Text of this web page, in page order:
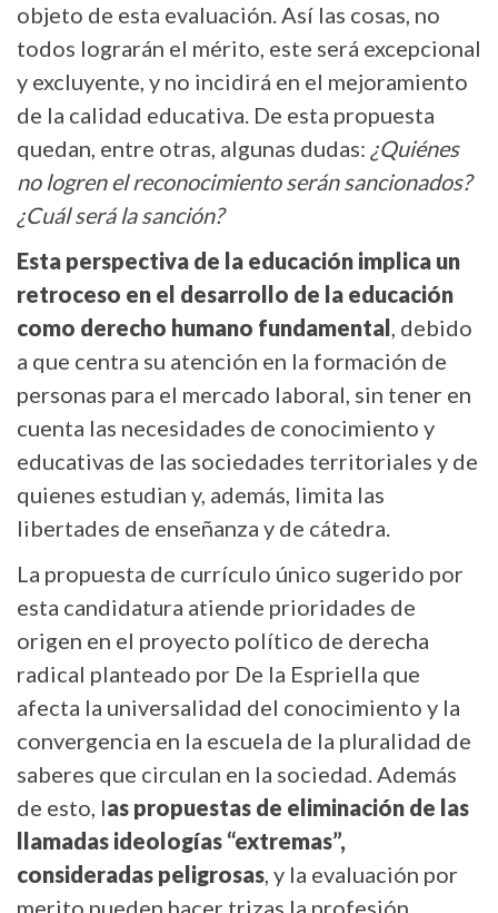
objeto de esta evaluación. Así las cosas, no
todos lograrán el mérito, este será excepcional
y excluyente, y no incidirá en el mejoramiento
de la calidad educativa. De esta propuesta
quedan, entre otras, algunas dudas: ¿Quiénes
no logren el reconocimiento serán sancionados?
¿Cuál será la sanción?
Esta perspectiva de la educación implica un
retroceso en el desarrollo de la educación
como derecho humano fundamental, debido
a que centra su atención en la formación de
personas para el mercado laboral, sin tener en
cuenta las necesidades de conocimiento y
educativas de las sociedades territoriales y de
quienes estudian y, además, limita las
libertades de enseñanza y de cátedra.
La propuesta de currículo único sugerido por
esta candidatura atiende prioridades de
origen en el proyecto político de derecha
radical planteado por De la Espriella que
afecta la universalidad del conocimiento y la
convergencia en la escuela de la pluralidad de
saberes que circulan en la sociedad. Además
de esto, las propuestas de eliminación de las
llamadas ideologías “extremas”,
consideradas peligrosas, y la evaluación por
merito pueden hacer trizas la profesión